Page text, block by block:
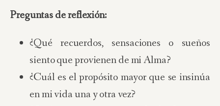
Preguntas de reflexión:
¿Qué recuerdos, sensaciones o sueños
siento que provienen de mi Alma?
¿Cuál es el propósito mayor que se insinúa
en mi vida una y otra vez?